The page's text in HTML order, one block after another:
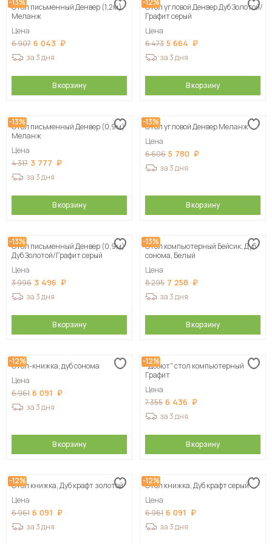
-13%
Стол письменный Денвер (1,2м)
Меланж
Цена
6 907 6 043
за 3 дня
В корзину
-12%
Стол угловой Денвер Дуб Золотой/
Графит серый
Цена
6 473 5 664
за 3 дня
В корзину
-13%
Стол письменный Денвер (0,9м)
Меланж
Цена
4 317 3 777
за 3 дня
В корзину
-13%
Стол угловой Денвер Меланж
Цена
6 606 5 780
за 3 дня
В корзину
-13%
Стол письменный Денвер (0,9м)
Дуб Золотой/Графит серый
Цена
3 996 3 496
за 3 дня
В корзину
-13%
Стол компьютерный Бейсик, Дуб
сонома, Белый
Цена
8 295 7 258
за 3 дня
В корзину
-12%
Стол-книжка, дуб сонома
Цена
6 961 6 091
за 3 дня
В корзину
-12%
"Дебют" стол компьютерный
Графит
Цена
7 355 6 436
за 3 дня
В корзину
-12%
Стол книжка, Дуб крафт золотой
Цена
6 961 6 091
за 3 дня
-12%
Стол книжка, Дуб крафт серый
Цена
6 961 6 091
за 3 дня